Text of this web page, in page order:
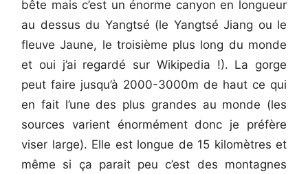
bête mais c’est un énorme canyon en longueur
au dessus du Yangtsé (le Yangtsé Jiang ou le
fleuve Jaune, le troisième plus long du monde
et oui j’ai regardé sur Wikipedia !). La gorge
peut faire jusqu’à 2000-3000m de haut ce qui
en fait l’une des plus grandes au monde (les
sources varient énormément donc je préfère
viser large). Elle est longue de 15 kilomètres et
même si ça parait peu c’est des montagnes